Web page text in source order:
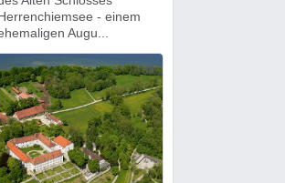
- einem
Augu...